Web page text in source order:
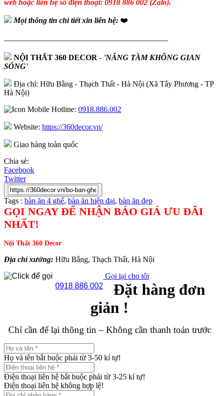
web hoặc liên hệ số điện thoại: 0918 886 002 (Zalo).
Mọi thông tin chi tiết xin liên hệ: ❤️
—————————————————————
NỘI THẤT 360 DECOR - 'NÂNG TẦM KHÔNG GIAN
SỐNG'
Địa chỉ: Hữu Bằng - Thạch Thất - Hà Nội (Xã Tây Phương - TP
Hà Nội)
Hotline: 0918.886.002
Website: https://360decor.vn/
Giao hàng toàn quốc
Chia sẻ:
Facebook
Twitter
Tags : bàn ăn 4 ghế, bàn ăn hiện đại, bàn ăn đẹp
GỌI NGAY ĐỂ NHẬN BÁO GIÁ ƯU ĐÃI
NHẤT!
Nội Thất 360 Decor
Địa chỉ xưởng: Hữu Bằng, Thạch Thất, Hà Nội
0918 886 002
Gọi lại cho tôi
Đặt hàng đơn
giản !
Chỉ cần để lại thông tin – Không cần thanh toán trước
Họ và tên bắt buộc phải từ 3-50 kí tự!
Điện thoại liên hệ bắt buộc phải từ 3-25 kí tự!
Điện thoại liên hệ không hợp lệ!